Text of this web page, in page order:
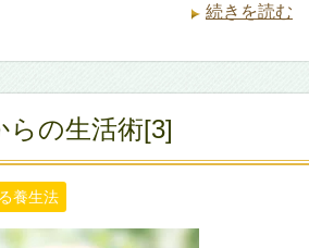
続きを読む
らの生活術[3]
養生法